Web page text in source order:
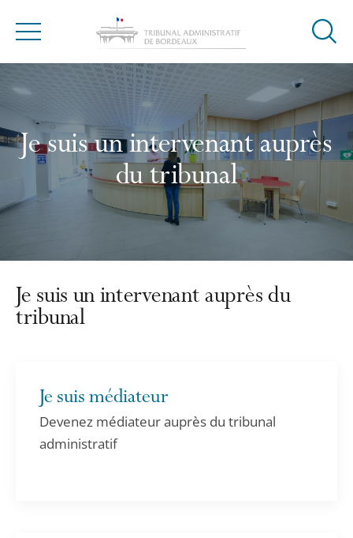
Menu
Ouvrir
de
Je suis un intervenant auprès
du tribunal
Je suis un intervenant auprès du
tribunal
Je suis médiateur
Devenez médiateur auprès du tribunal
administratif